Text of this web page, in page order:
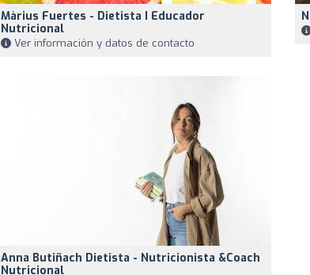
Màrius Fuertes - Dietista I Educador
Nutricional
Ver información y datos de contacto
Anna Butiñach Dietista - Nutricionista &Coach
Nutricional